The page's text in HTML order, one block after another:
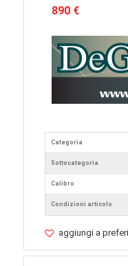
890 €
Categoria
Sottocategoria
Calibro
Condizioni articolo
aggiungi a